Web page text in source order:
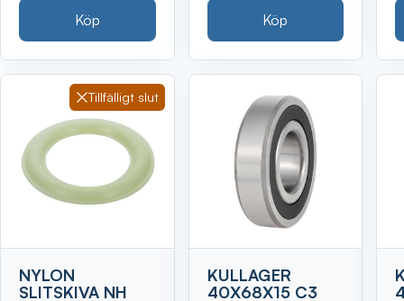
Köp Köp
Tillfälligt slut
NYLON
SLITSKIVA NH
KULLAGER
40X68X15 C3